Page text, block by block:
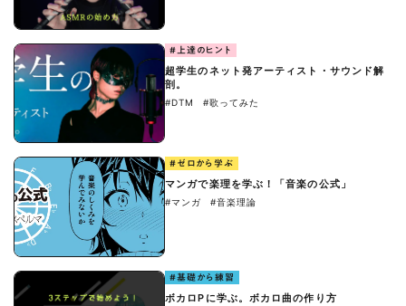
#上達のヒント
超学生のネット発アーティスト・サウンド解
剖。
#DTM #歌ってみた
#ゼロから学ぶ
マンガで楽理を学ぶ！「音楽の公式」
#マンガ #音楽理論
#基礎から練習
ボカロPに学ぶ。ボカロ曲の作り方